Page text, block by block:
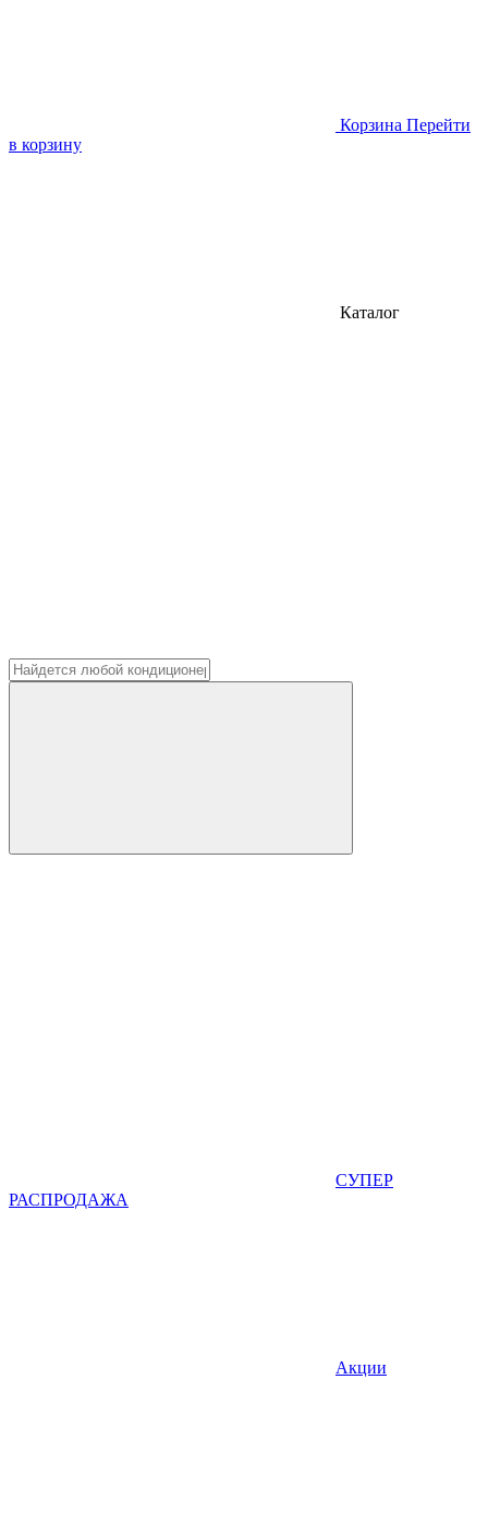
Корзина Перейти
в корзину
Каталог
СУПЕР
РАСПРОДАЖА
Акции